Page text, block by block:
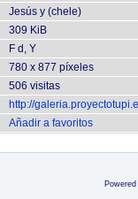
Jesús y (chele)
309 KiB
F d, Y
780 x 877 píxeles
506 visitas
http://
Añadir a favoritos